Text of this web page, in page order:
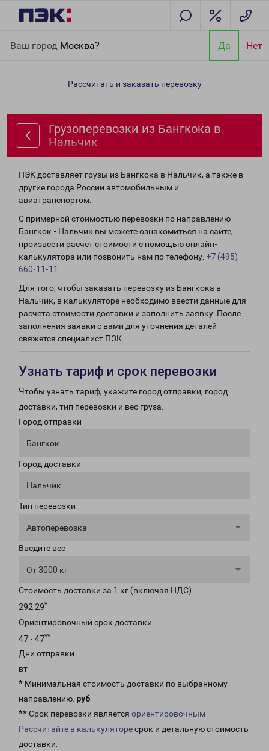
Ваш город Москва? Да Нет
Нальчик
Рассчитать и заказать перевозку
Грузоперевозки из Бангкока в
Нальчик
ПЭК доставляет грузы из Бангкока в Нальчик, а также в
другие города России автомобильным и
авиатранспортом.
С примерной стоимостью перевозки по направлению
Бангкок - Нальчик вы можете ознакомиться на сайте,
произвести расчет стоимости с помощью онлайн-
калькулятора или позвонить нам по телефону: +7 (495)
660-11-11
Для того, чтобы заказать перевозку из Бангкока в
Нальчик, в калькуляторе необходимо ввести данные для
расчета стоимости доставки и заполнить заявку. После
заполнения заявки с вами для уточнения деталей
свяжется специалист ПЭК.
Узнать тариф и срок перевозки
Чтобы узнать тариф, укажите город отправки, город
доставки, тип перевозки и вес груза.
Город отправки
Бангкок
Город доставки
Нальчик
Тип перевозки
Автоперевозка
Введите вес
От 3000 кг
Стоимость доставки за 1 кг (включая НДС)
292.29*
Ориентировочный срок доставки
47 - 47**
Дни отправки
вт
* Минимальная стоимость доставки по выбранному
направлению: руб.
** Срок перевозки является ориентировочным
Рассчитайте в калькуляторесрок и детальную стоимость
доставки.